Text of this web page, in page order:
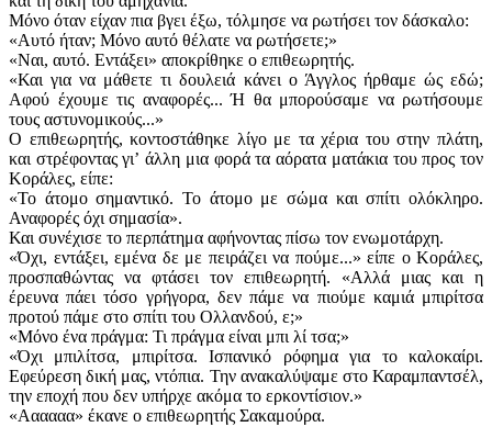
Μόνο όταν είχαν πια βγει έξω, τόλμησε να ρωτήσει τον δάσκαλο:
«Αυτό ήταν; Μόνο αυτό θέλατε να ρωτήσετε;»
«Ναι, αυτό. Εντάξει» αποκρίθηκε ο επιθεωρητής.
«Και για να μάθετε τι δουλειά κάνει ο Άγγλος ήρθαμε ώς εδώ;
Αφού έχουμε τις αναφορές... Ή θα μπορούσαμε να ρωτήσουμε
τους αστυνομικούς...»
Ο επιθεωρητής, κοντοστάθηκε λίγο με τα χέρια του στην πλάτη,
και στρέφοντας γιʼ άλλη μια φορά τα αόρατα ματάκια του προς τον
Κοράλες, είπε:
«Το άτομο σημαντικό. Το άτομο με σώμα και σπίτι ολόκληρο.
Αναφορές όχι σημασία».
Και συνέχισε το περπάτημα αφήνοντας πίσω τον ενωμοτάρχη.
«Όχι, εντάξει, εμένα δε με πειράζει να πούμε...» είπε ο Κοράλες,
προσπαθώντας να φτάσει τον επιθεωρητή. «Αλλά μιας και η
έρευνα πάει τόσο γρήγορα, δεν πάμε να πιούμε καμιά μπιρίτσα
προτού πάμε στο σπίτι του Ολλανδού, ε;»
«Μόνο ένα πράγμα: Τι πράγμα είναι μπι λί τσα;»
«Όχι μπιλίτσα, μπιρίτσα. Ισπανικό ρόφημα για το καλοκαίρι.
Εφεύρεση δική μας, ντόπια. Την ανακαλύψαμε στο Καραμπαντσέλ,
την εποχή που δεν υπήρχε ακόμα το ερκοντίσιον.»
«Αααααα» έκανε ο επιθεωρητής Σακαμούρα.